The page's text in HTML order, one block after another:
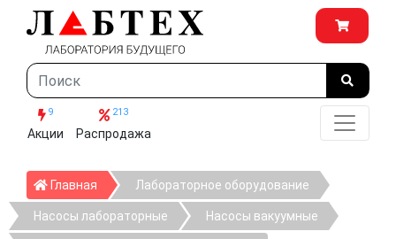
9
Акции
213
Распродажа
Главная ГлавнаяЛабораторное оборудование
Насосы лабораторные Насосы вакуумные